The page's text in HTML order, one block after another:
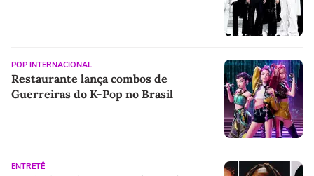
POP INTERNACIONAL
Restaurante lança combos de
Guerreiras do K-Pop no Brasil
ENTRETÊ